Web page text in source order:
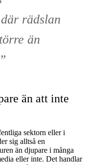
rädslan
än
än att inte
sektorn eller i
sig alltså en
än djupare i många
eller inte. Det handlar